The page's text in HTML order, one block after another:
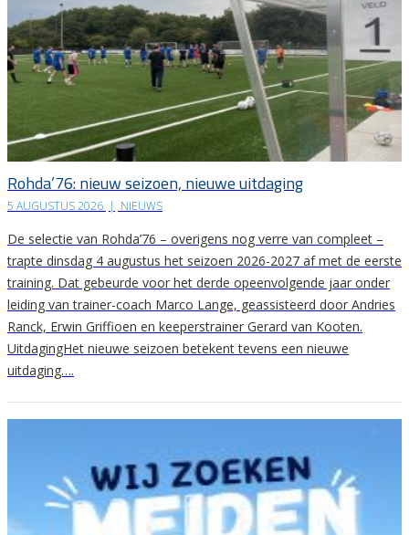
Rohda’76: nieuw seizoen, nieuwe uitdaging
5 AUGUSTUS 2026 | NIEUWS
De selectie van Rohda’76 – overigens nog verre van compleet –
trapte dinsdag 4 augustus het seizoen 2026-2027 af met de eerste
training. Dat gebeurde voor het derde opeenvolgende jaar onder
leiding van trainer-coach Marco Lange, geassisteerd door Andries
Ranck, Erwin Griffioen en keeperstrainer Gerard van Kooten.
UitdagingHet nieuwe seizoen betekent tevens een nieuwe
uitdaging….